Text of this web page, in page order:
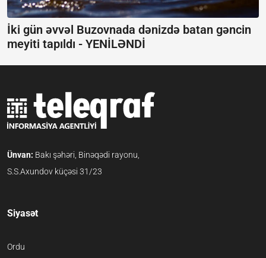
İki gün əvvəl Buzovnada dənizdə batan gəncin
meyiti tapıldı - YENİLƏNDİ
Ünvan: Bakı şəhəri, Binəqədi rayonu,
S.S.Axundov küçəsi 31/23
Siyasət
Ordu